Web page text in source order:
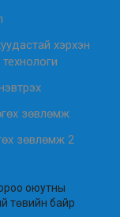
хэрхэн
зөвлөмж
зөвлөмж 2
оюутны
төвийн байр